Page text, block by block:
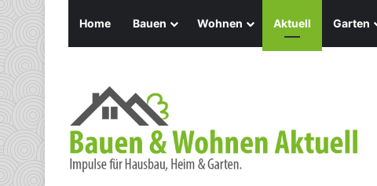
Home Bauen Wohnen Aktuell Garten